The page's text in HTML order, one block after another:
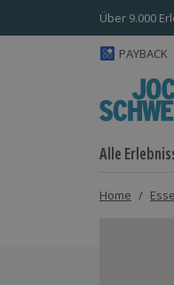
Über 9.000
PAYBACK
Alle
Home /